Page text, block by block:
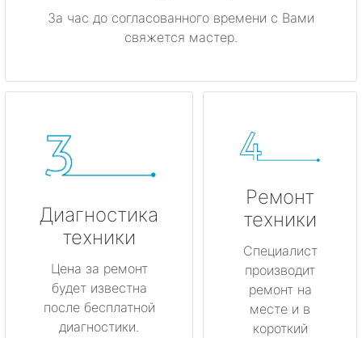
За час до согласованного времени с Вами
свяжется мастер.
Диагностика
техники
Цена за ремонт
будет известна
после бесплатной
диагностики.
Ремонт
техники
Специалист
производит
ремонт на
месте и в
короткий